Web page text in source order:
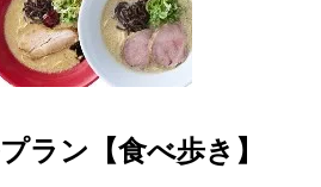
ラン【食べ歩き】